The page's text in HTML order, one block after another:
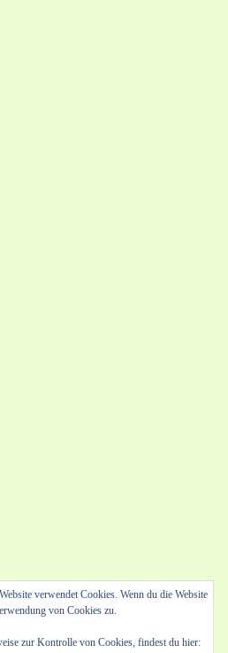
verwendet Cookies. Wenn du die Website
von Cookies zu.
zur Kontrolle von Cookies, findest du hier:
Impressum Top ↑